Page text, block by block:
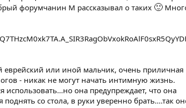
форумчанин М рассказывал о таких 🙂
или иной мальчик, очень приличная
- никак не могут начать интимную жизнь.
она предупреждает, что она
со стола, в руки уверенно брать....так